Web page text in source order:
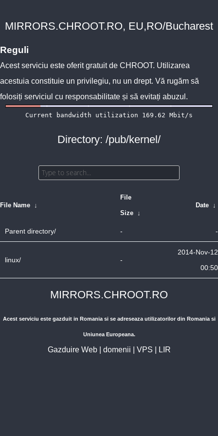
MIRRORS.CHROOT.RO, EU,RO/Bucharest
Reguli
Acest serviciu este oferit gratuit de CHROOT. Utilizarea
acestuia constituie un privilegiu, nu un drept. Vă rugăm să
folosiți serviciul cu responsabilitate și să evitați abuzul.
Directory: /pub/kernel/
File Name ↓
File
Size ↓
Date ↓
Parent directory/ - -
linux/ -
2014-Nov-12
00:50
MIRRORS.CHROOT.RO
Acest serviciu este gazduit in Romania si se adreseaza utilizatorilor din Romania si
Uniunea Europeana.
Gazduire Web| domenii VPS LIR